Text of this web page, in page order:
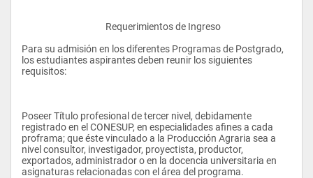
					Requerimientos de Ingreso
Para su admisión en los diferentes Programas de Postgrado,
los estudiantes aspirantes deben reunir los siguientes
requisitos:
Poseer Título profesional de tercer nivel, debidamente
registrado en el CONESUP, en especialidades afines a cada
proframa; que éste vinculado a la Producción Agraria sea a
nivel consultor, investigador, proyectista, productor,
exportados, administrador o en la docencia universitaria en
asignaturas relacionadas con el área del programa.